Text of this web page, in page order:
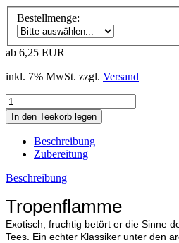
Bestellmenge:
ab 6,25 EUR
inkl. 7% MwSt. zzgl. Versand
Beschreibung
Zubereitung
Beschreibung
Tropenflamme
Exotisch, fruchtig betört er die Sinne
Tees. Ein echter Klassiker unter den